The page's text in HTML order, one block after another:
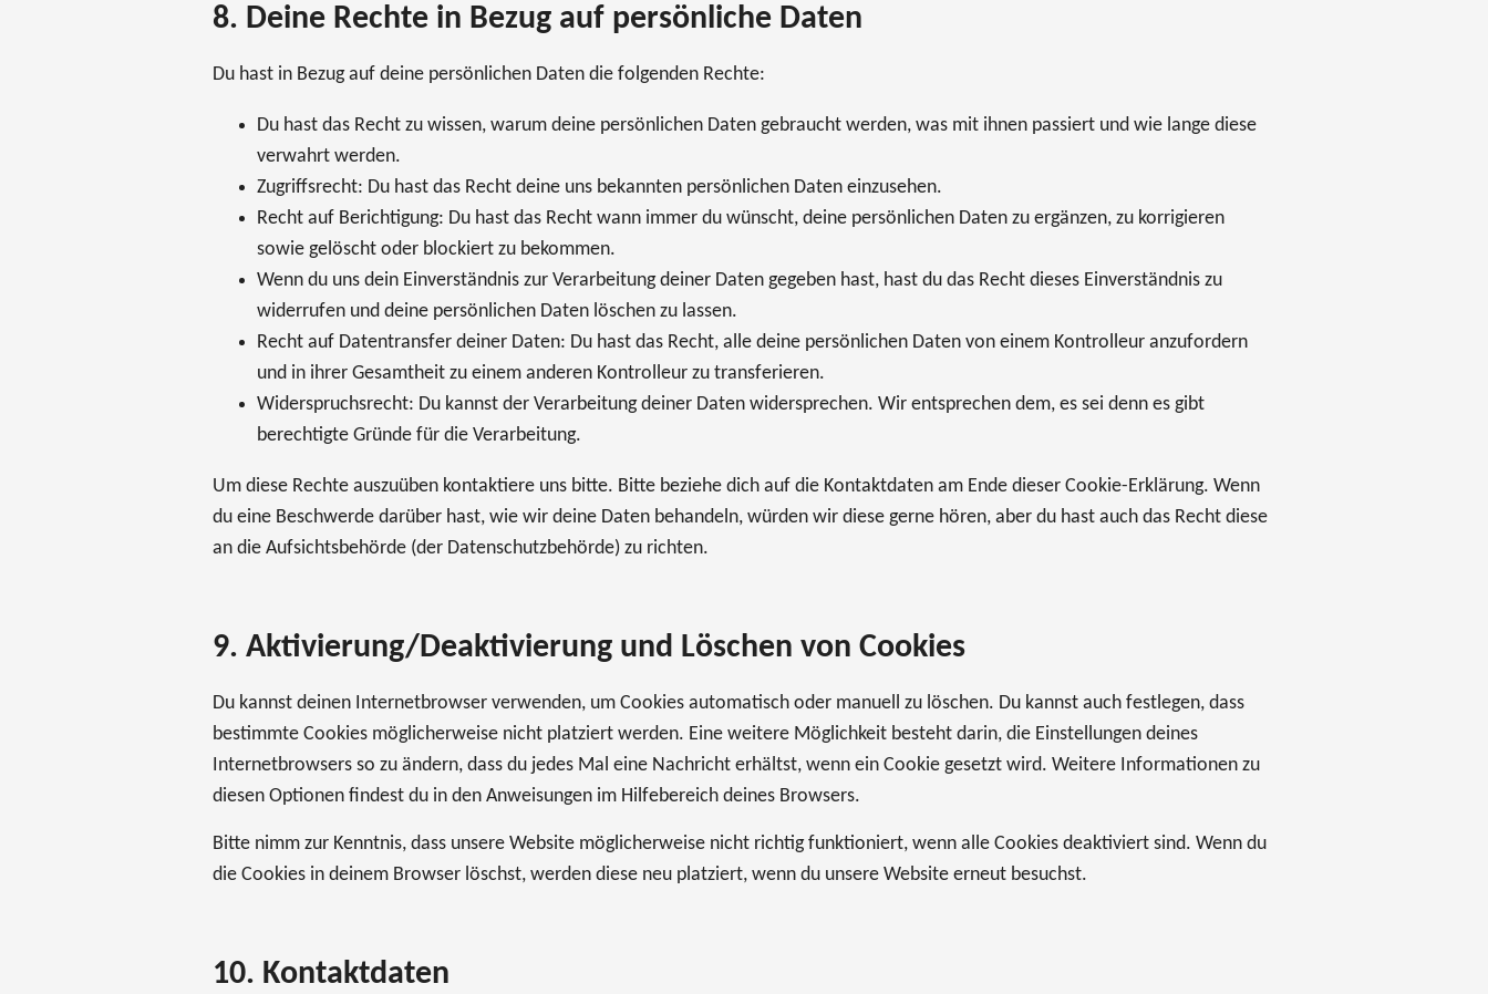
8. Deine Rechte in Bezug auf persönliche Daten
Du hast in Bezug auf deine persönlichen Daten die folgenden Rechte:
Du hast das Recht zu wissen, warum deine persönlichen Daten gebraucht werden, was mit ihnen passiert und wie lange diese
verwahrt werden.
Zugriffsrecht: Du hast das Recht deine uns bekannten persönlichen Daten einzusehen.
Recht auf Berichtigung: Du hast das Recht wann immer du wünscht, deine persönlichen Daten zu ergänzen, zu korrigieren
sowie gelöscht oder blockiert zu bekommen.
Wenn du uns dein Einverständnis zur Verarbeitung deiner Daten gegeben hast, hast du das Recht dieses Einverständnis zu
widerrufen und deine persönlichen Daten löschen zu lassen.
Recht auf Datentransfer deiner Daten: Du hast das Recht, alle deine persönlichen Daten von einem Kontrolleur anzufordern
und in ihrer Gesamtheit zu einem anderen Kontrolleur zu transferieren.
Widerspruchsrecht: Du kannst der Verarbeitung deiner Daten widersprechen. Wir entsprechen dem, es sei denn es gibt
berechtigte Gründe für die Verarbeitung.
Um diese Rechte auszuüben kontaktiere uns bitte. Bitte beziehe dich auf die Kontaktdaten am Ende dieser Cookie-Erklärung. Wenn
du eine Beschwerde darüber hast, wie wir deine Daten behandeln, würden wir diese gerne hören, aber du hast auch das Recht diese
an die Aufsichtsbehörde (der Datenschutzbehörde) zu richten.
9. Aktivierung/Deaktivierung und Löschen von Cookies
Du kannst deinen Internetbrowser verwenden, um Cookies automatisch oder manuell zu löschen. Du kannst auch festlegen, dass
bestimmte Cookies möglicherweise nicht platziert werden. Eine weitere Möglichkeit besteht darin, die Einstellungen deines
Internetbrowsers so zu ändern, dass du jedes Mal eine Nachricht erhältst, wenn ein Cookie gesetzt wird. Weitere Informationen zu
diesen Optionen findest du in den Anweisungen im Hilfebereich deines Browsers.
Bitte nimm zur Kenntnis, dass unsere Website möglicherweise nicht richtig funktioniert, wenn alle Cookies deaktiviert sind. Wenn du
die Cookies in deinem Browser löschst, werden diese neu platziert, wenn du unsere Website erneut besuchst.
10. Kontaktdaten